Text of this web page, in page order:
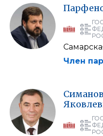
Член